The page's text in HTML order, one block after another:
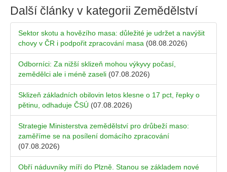
Další články v kategorii Zemědělství
Sektor skotu a hovězího masa: důležité je udržet a navýšit
chovy v ČR i podpořit zpracování masa (08.08.2026)
Odborníci: Za nižší sklizeň mohou výkyvy počasí,
zemědělci ale i méně zaseli (07.08.2026)
Sklizeň základních obilovin letos klesne o 17 pct, řepky o
pětinu, odhaduje ČSÚ (07.08.2026)
Strategie Ministerstva zemědělství pro drůbeží maso:
zaměříme se na posílení domácího zpracování
(07.08.2026)
Obří náduvníky míří do Plzně. Stanou se základem nové